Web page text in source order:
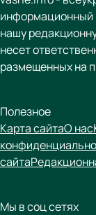
информационный
нашу
несет
размещенных на
Полезное
Карта сайтаО нас
сайта
Мы в соц сетях